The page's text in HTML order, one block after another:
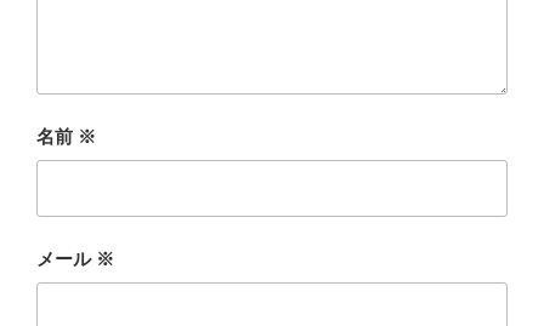
名前 ※
メール ※